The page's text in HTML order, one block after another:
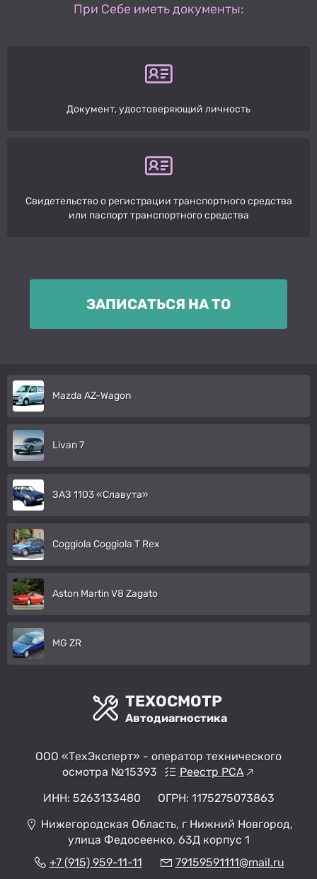
При Себе иметь документы:
Документ, удостоверяющий личность
Свидетельство о регистрации транспортного средства
или паспорт транспортного средства
ЗАПИСАТЬСЯ НА ТО
Mazda AZ-Wagon
Livan 7
ЗАЗ 1103 «Славута»
Coggiola Coggiola T Rex
Aston Martin V8 Zagato
MG ZR
ТЕХОСМОТР
Автодиагностика
ООО «ТехЭксперт» - оператор технического
осмотра №15393
Реестр РСА
ИНН: 5263133480
ОГРН: 1175275073863
Нижегородская Область, г Нижний Новгород,
улица Федосеенко, 63Д корпус 1
+7 (915) 959-11-11
79159591111@mail.ru